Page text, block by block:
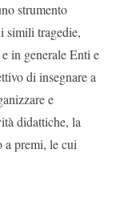
strumento
simili tragedie,
in generale Enti e
di insegnare a
e
didattiche, la
a premi, le cui